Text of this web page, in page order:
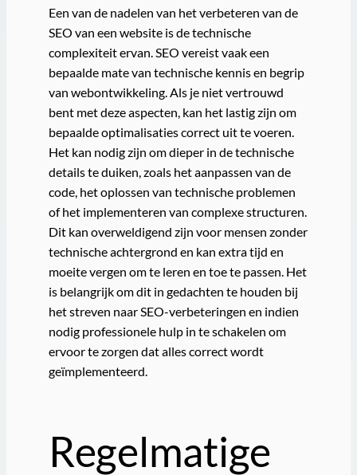
Een van de nadelen van het verbeteren van de
SEO van een website is de technische
complexiteit ervan. SEO vereist vaak een
bepaalde mate van technische kennis en begrip
van webontwikkeling. Als je niet vertrouwd
bent met deze aspecten, kan het lastig zijn om
bepaalde optimalisaties correct uit te voeren.
Het kan nodig zijn om dieper in de technische
details te duiken, zoals het aanpassen van de
code, het oplossen van technische problemen
of het implementeren van complexe structuren.
Dit kan overweldigend zijn voor mensen zonder
technische achtergrond en kan extra tijd en
moeite vergen om te leren en toe te passen. Het
is belangrijk om dit in gedachten te houden bij
het streven naar SEO-verbeteringen en indien
nodig professionele hulp in te schakelen om
ervoor te zorgen dat alles correct wordt
geïmplementeerd.
Regelmatige